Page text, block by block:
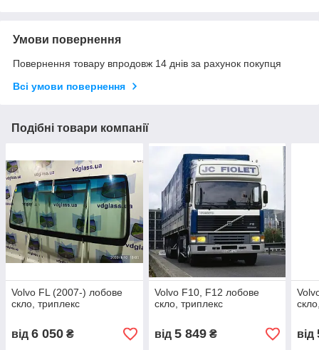
Умови повернення
Повернення товару впродовж 14 днів за рахунок покупця
Всі умови повернення
Подібні товари компанії
Volvo FL (2007-) лобове
скло, триплекс
від 6 050 ₴
Volvo F10, F12 лобове
скло, триплекс
від 5 849₴ від